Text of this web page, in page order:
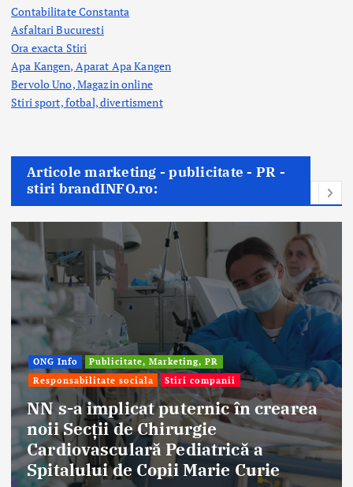
Contabilitate Constanta
Asfaltari Bucuresti
Ora exacta Stiri
Apa Kangen, Aparat Apa Kangen
Bervolo Uno, Magazin online
Stiri sport, fotbal,divertisment
Articole marketing - publicitate - PR -
stiri brandINFO.ro:
Afaceri & Economie
Publicitate, Marketing, PR
Stiri companii
Eternal Beauty, fondată la Salonta, a
aniversat 30 de ani în industria
frumuseții